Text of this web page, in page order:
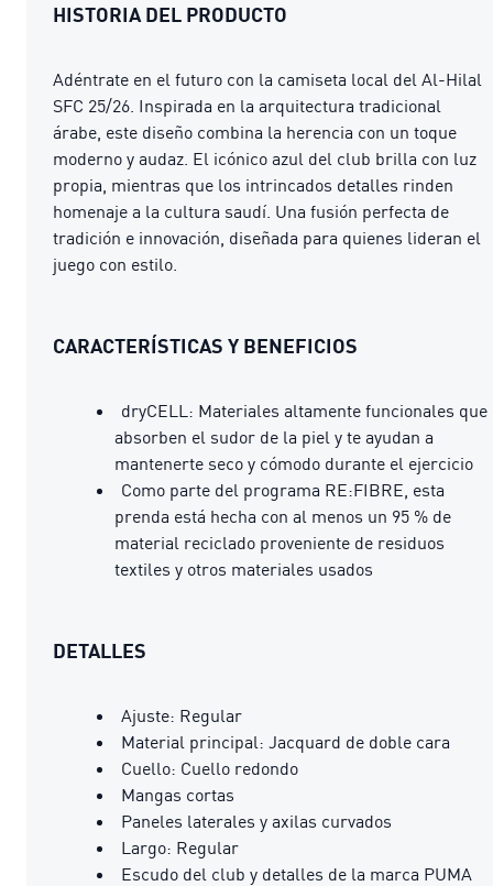
HISTORIA DEL PRODUCTO
Adéntrate en el futuro con la camiseta local del Al-Hilal
SFC 25/26. Inspirada en la arquitectura tradicional
árabe, este diseño combina la herencia con un toque
moderno y audaz. El icónico azul del club brilla con luz
propia, mientras que los intrincados detalles rinden
homenaje a la cultura saudí. Una fusión perfecta de
tradición e innovación, diseñada para quienes lideran el
juego con estilo.
CARACTERÍSTICAS Y BENEFICIOS
dryCELL: Materiales altamente funcionales que
absorben el sudor de la piel y te ayudan a
mantenerte seco y cómodo durante el ejercicio
Como parte del programa RE:FIBRE, esta
prenda está hecha con al menos un 95 % de
material reciclado proveniente de residuos
textiles y otros materiales usados
DETALLES
Ajuste: Regular
Material principal: Jacquard de doble cara
Cuello: Cuello redondo
Mangas cortas
Paneles laterales y axilas curvados
Largo: Regular
Escudo del club y detalles de la marca PUMA